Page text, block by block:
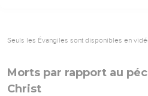
Seuls les Évangiles sont disponibles en
Morts par rapport au
Christ